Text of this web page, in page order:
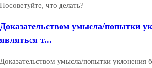
Посоветуйте, что делать?
Доказательством умысла/попытки
являться т...
Доказательством умысла/попытки уклонения